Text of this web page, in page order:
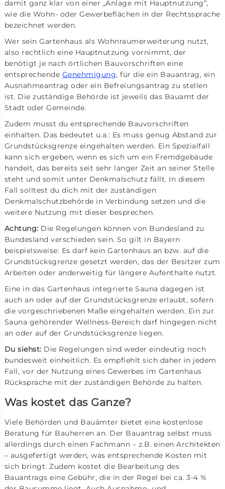
damit ganz klar von einer „Anlage mit Hauptnutzung“,
wie die Wohn- oder Gewerbeflächen in der Rechtssprache
bezeichnet werden.
Wer sein Gartenhaus als Wohnraumerweiterung nutzt,
also rechtlich eine Hauptnutzung vornimmt, der
benötigt je nach örtlichen Bauvorschriften eine
entsprechende Genehmigung, für die ein Bauantrag, ein
Ausnahmeantrag oder ein Befreiungsantrag zu stellen
ist. Die zuständige Behörde ist jeweils das Bauamt der
Stadt oder Gemeinde.
Zudem musst du entsprechende Bauvorschriften
einhalten. Das bedeutet u.a.: Es muss genug Abstand zur
Grundstücksgrenze eingehalten werden. Ein Spezialfall
kann sich ergeben, wenn es sich um ein Fremdgebäude
handelt, das bereits seit sehr langer Zeit an seiner Stelle
steht und somit unter Denkmalschutz fällt. In diesem
Fall solltest du dich mit der zuständigen
Denkmalschutzbehörde in Verbindung setzen und die
weitere Nutzung mit dieser besprechen.
Achtung: Die Regelungen können von Bundesland zu
Bundesland verschieden sein. So gilt in Bayern
beispielsweise: Es darf kein Gartenhaus an bzw. auf die
Grundstücksgrenze gesetzt werden, das der Besitzer zum
Arbeiten oder anderweitig für längere Aufenthalte nutzt.
Eine in das Gartenhaus integrierte Sauna dagegen ist
auch an oder auf der Grundstücksgrenze erlaubt, sofern
die vorgeschriebenen Maße eingehalten werden. Ein zur
Sauna gehörender Wellness-Bereich darf hingegen nicht
an oder auf der Grundstücksgrenze liegen.
Du siehst: Die Regelungen sind weder eindeutig noch
bundesweit einheitlich. Es empfiehlt sich daher in jedem
Fall, vor der Nutzung eines Gewerbes im Gartenhaus
Rücksprache mit der zuständigen Behörde zu halten.
Was kostet das Ganze?
Viele Behörden und Bauämter bietet eine kostenlose
Beratung für Bauherren an. Der Bauantrag selbst muss
allerdings durch einen Fachmann – z.B. einen Architekten
– ausgefertigt werden, was entsprechende Kosten mit
sich bringt. Zudem kostet die Bearbeitung des
Bauantrags eine Gebühr, die in der Regel bei ca. 3-4 %